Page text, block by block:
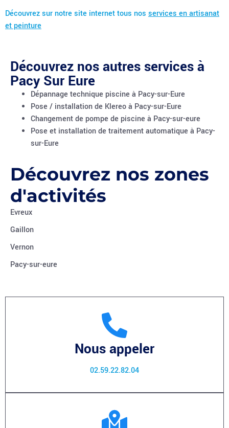
Découvrez sur notre site internet tous nos services en artisanat
et peinture
Découvrez nos autres services à
Pacy Sur Eure
Dépannage technique piscine à Pacy-sur-Eure
Pose / installation de Klereo à Pacy-sur-Eure
Changement de pompe de piscine à Pacy-sur-eure
Pose et installation de traitement automatique à Pacy-
sur-Eure
Découvrez nos zones
d'activités
Evreux
Gaillon
Vernon
Pacy-sur-eure
Nous appeler
02.59.22.82.04